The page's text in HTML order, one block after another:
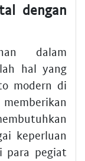
dengan
dalam
hal yang
modern di
keperluan
para pegiat